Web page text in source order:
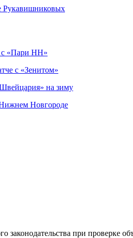
Рукавишниковых
с «Пари НН»
с «Зенитом»
на зиму
Новгороде
при проверке